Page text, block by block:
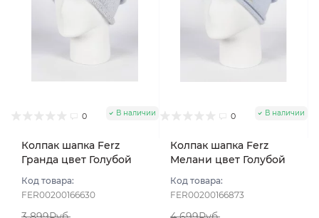
0 В наличии
Колпак шапка Ferz
Гранда цвет Голубой
Код товара:
FER00200166630
0 В наличии
Колпак шапка Ferz
Мелани цвет Голубой
Код товара:
FER00200166873